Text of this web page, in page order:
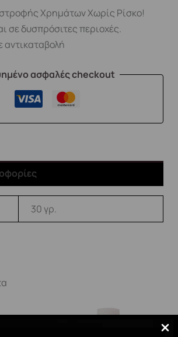
Χρημάτων Χωρίς Ρίσκο!
σε δυσπρόσιτες περιοχές.
ασφαλές checkout
30 γρ.